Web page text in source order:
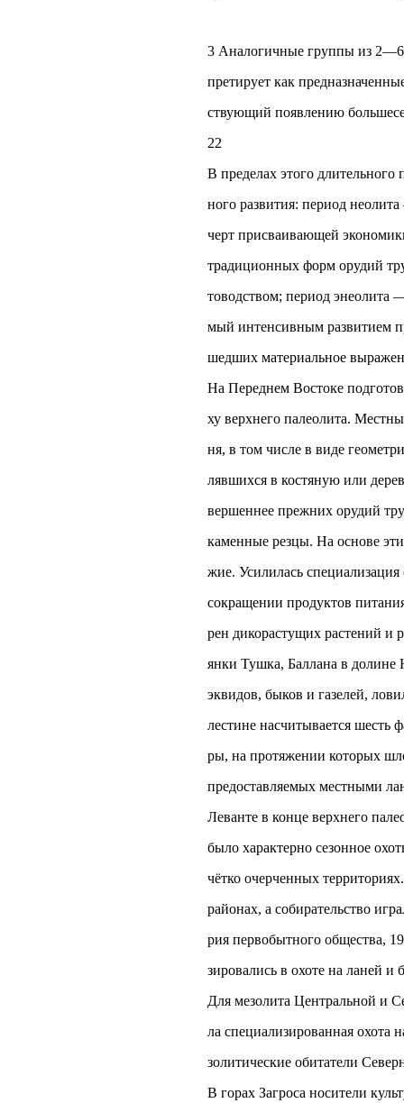
3 Аналогичные группы из
претирует как
ствующий появлению
22
В пределах этого длительного
ного развития: период
черт присваивающей
традиционных форм орудий
товодством; период энеолита
мый интенсивным развитием
шедших материальное
На Переднем Востоке
ху верхнего палеолита.
ня, в том числе в виде
лявшихся в костяную или
вершеннее прежних орудий
каменные резцы. На основе
жие. Усилилась
сокращении продуктов
рен дикорастущих растений
янки Тушка, Баллана в
эквидов, быков и газелей,
лестине насчитывается шесть
ры, на протяжении которых
предоставляемых местными
Леванте в конце верхнего
было характерно сезонное
чётко очерченных
районах, а собирательство
рия первобытного общества,
зировались в охоте на ланей и
Для мезолита Центральной и
ла специализированная
золитические обитатели
В горах Загроса носители